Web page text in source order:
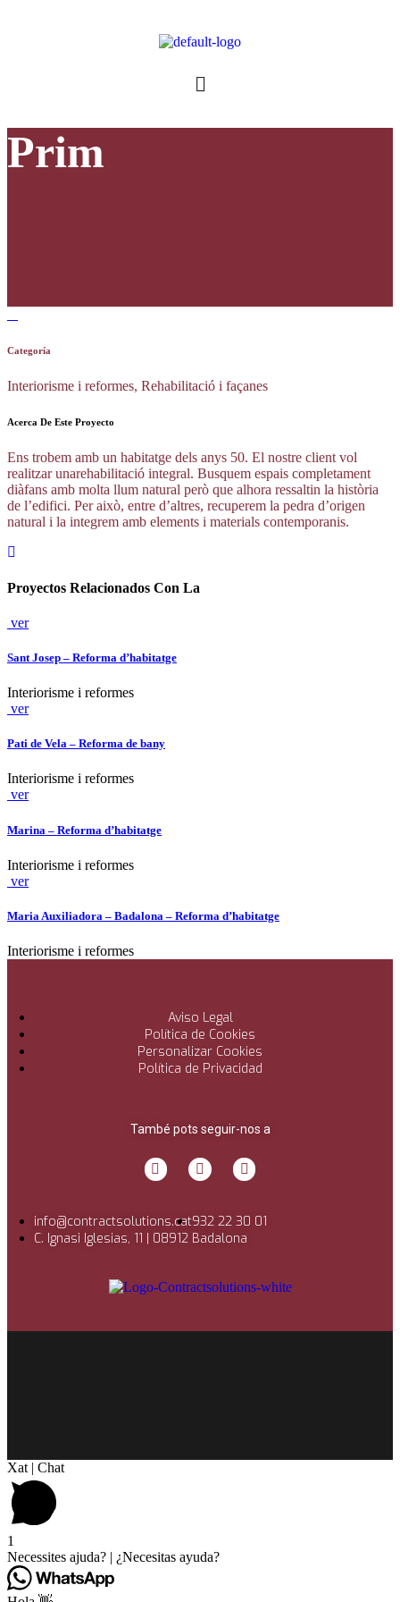
Prim
Categoría
Interiorisme i reformes, Rehabilitació i façanes
Acerca De Este Proyecto
Ens trobem amb un habitatge dels anys 50. El nostre client vol
realitzar unarehabilitació integral. Busquem espais completament
diàfans amb molta llum natural però que alhora ressaltin la història
de l’edifici. Per això, entre d’altres, recuperem la pedra d’origen
natural i la integrem amb elements i materials contemporanis.
Proyectos Relacionados Con La
ver
Sant Josep – Reforma d’habitatge
Interiorisme i reformes
ver
Pati de Vela – Reforma de bany
Interiorisme i reformes
ver
Marina – Reforma d’habitatge
Interiorisme i reformes
ver
Maria Auxiliadora – Badalona – Reforma d’habitatge
Interiorisme i reformes
També pots seguir-nos a
info@contractsolutions.cat932 22 30 01
C. Ignasi Iglesias, 11 | 08912 Badalona
Aviso Legal
Política de Cookies
Personalizar Cookies
Política de Privacidad
Xat | Chat
1
Necessites ajuda? | ¿Necesitas ayuda?